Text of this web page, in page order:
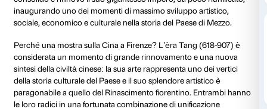
Piano nobile
Oltre duecento capolavori per testimoniare il fasto e il
cosmopolitismo delle corti imperiali dall’epoca Han
220) fino all’impero Tang (617-907)
Parte di uno scambio culturale negoziato ai massimi